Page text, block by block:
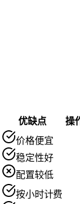
优缺点 操
价格便宜
稳定性好
配置较低
按小时计费